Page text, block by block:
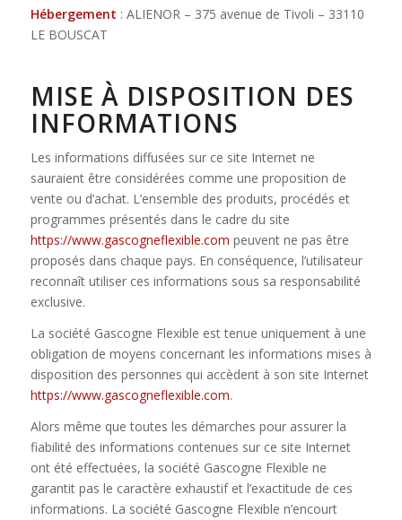
Hébergement : ALIENOR – 375 avenue de Tivoli – 33110
LE BOUSCAT
MISE À DISPOSITION DES
INFORMATIONS
Les informations diffusées sur ce site Internet ne
sauraient être considérées comme une proposition de
vente ou d’achat. L’ensemble des produits, procédés et
programmes présentés dans le cadre du site
https://www.gascogneflexible.com peuvent ne pas être
proposés dans chaque pays. En conséquence, l’utilisateur
reconnaît utiliser ces informations sous sa responsabilité
exclusive.
La société Gascogne Flexible est tenue uniquement à une
obligation de moyens concernant les informations mises à
disposition des personnes qui accèdent à son site Internet
https://www.gascogneflexible.com.
Alors même que toutes les démarches pour assurer la
fiabilité des informations contenues sur ce site Internet
ont été effectuées, la société Gascogne Flexible ne
garantit pas le caractère exhaustif et l’exactitude de ces
informations. La société Gascogne Flexible n’encourt